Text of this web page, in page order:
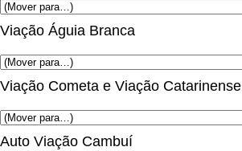
Viação Águia Branca
Viação Cometa e Viação Catarinense
Auto Viação Cambuí